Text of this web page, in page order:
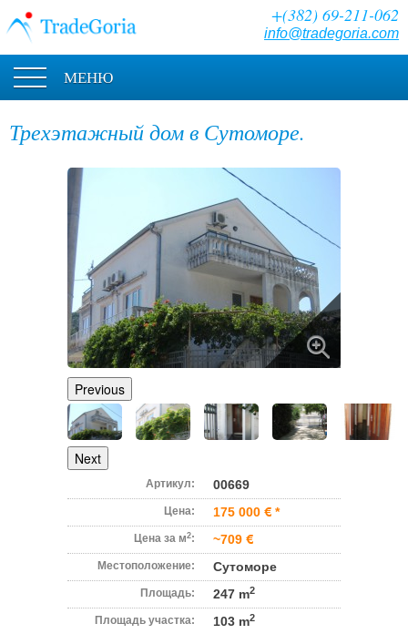
+(382) 69-211-062
info@tradegoria.com
МЕНЮ
Трехэтажный дом в Сутоморе.
Previous
Next
Артикул: 00669
Цена: 175 000 *
Цена за м2: ~709
Местоположение: Сутоморе
Площадь: 247 m2
Площадь участка: 103 m2